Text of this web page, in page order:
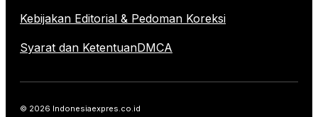
Kebijakan Editorial & Pedoman Koreksi
Syarat dan KetentuanDMCA
© 2026 Indonesiaexpres.co.id